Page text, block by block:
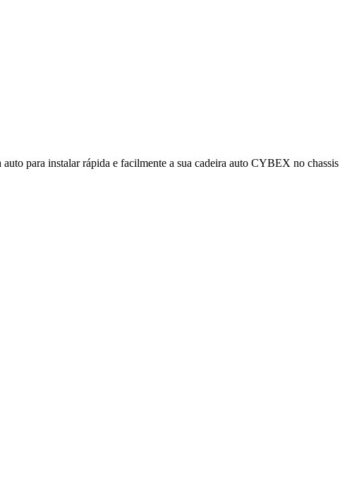
para instalar rápida e facilmente a sua cadeira auto CYBEX no